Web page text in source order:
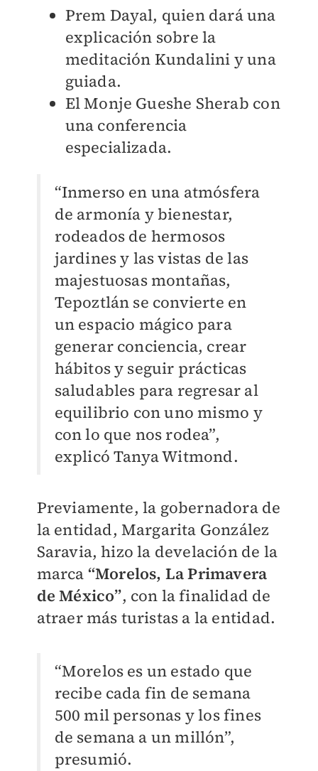
Prem Dayal, quien dará una
explicación sobre la
meditación Kundalini y una
guiada.
El Monje Gueshe Sherab con
una conferencia
especializada.
“Inmerso en una atmósfera
de armonía y bienestar,
rodeados de hermosos
jardines y las vistas de las
majestuosas montañas,
Tepoztlán se convierte en
un espacio mágico para
generar conciencia, crear
hábitos y seguir prácticas
saludables para regresar al
equilibrio con uno mismo y
con lo que nos rodea”,
explicó Tanya Witmond.
Previamente, la gobernadora de
la entidad, Margarita González
Saravia, hizo la develación de la
marca “Morelos, La Primavera
de México”, con la finalidad de
atraer más turistas a la entidad.
“Morelos es un estado que
recibe cada fin de semana
500 mil personas y los fines
de semana a un millón”,
presumió.